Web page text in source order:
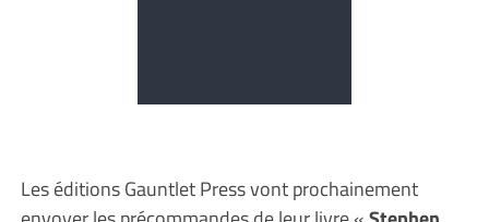
Les éditions Gauntlet Press vont prochainement